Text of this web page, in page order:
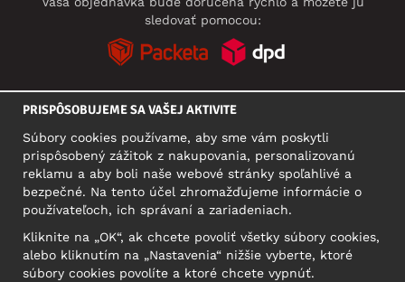
sledovať pomocou:
SÍDLO
Narva mnt 5, EE-10117 Tallinn
Reg: 12356245
PRISPÔSOBUJEME SA VAŠEJ AKTIVITE
Súbory cookies používame, aby sme vám poskytli
prispôsobený zážitok z nakupovania, personalizovanú
reklamu a aby boli naše webové stránky spoľahlivé a
bezpečné. Na tento účel zhromažďujeme informácie o
používateľoch, ich správaní a zariadeniach.
Kliknite na „OK“, ak chcete povoliť všetky súbory cookies,
alebo kliknutím na „Nastavenia“ nižšie vyberte, ktoré
súbory cookies povolíte a ktoré chcete vypnúť.